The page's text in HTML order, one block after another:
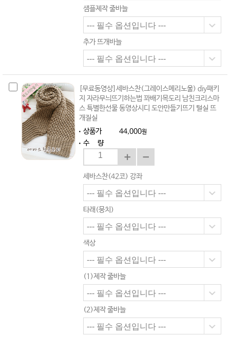
샘플제작 줄바늘
추가 뜨개바늘
[무료동영상]세바스찬(그레이스메리노울) diy패키
지 자라무늬뜨기하는법 꽈배기목도리 남친크리스마
스 특별한선물 동영상시디 도안만들기뜨기 털실 뜨
개질실
상품가
44,000원
수 량
세바스찬(42코) 강좌
타래(뭉치)
색상
(1)제작 줄바늘
(2)제작 줄바늘